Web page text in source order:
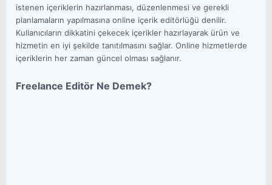
istenen içeriklerin hazırlanması, düzenlenmesi ve gerekli
planlamaların yapılmasına online içerik editörlüğü denilir.
Kullanıcıların dikkatini çekecek içerikler hazırlayarak ürün ve
hizmetin en iyi şekilde tanıtılmasını sağlar. Online hizmetlerde
içeriklerin her zaman güncel olması sağlanır.
Freelance Editör Ne Demek?